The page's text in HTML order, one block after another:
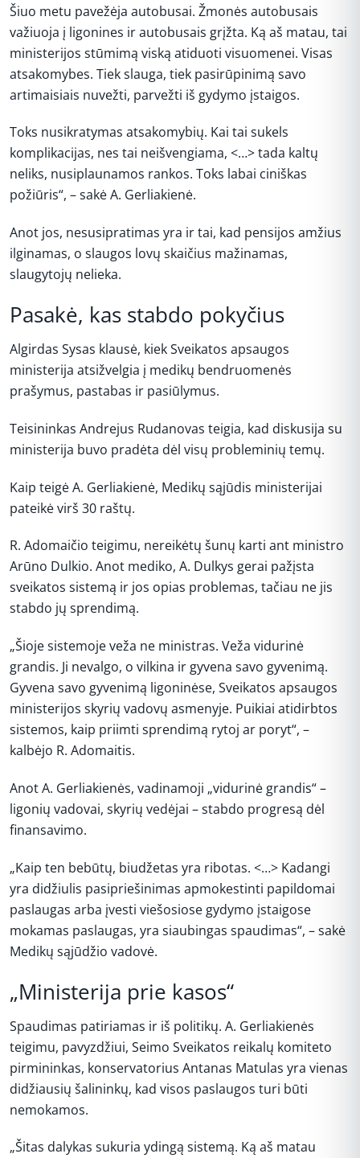
Šiuo metu pavežėja autobusai. Žmonės autobusais
važiuoja į ligonines ir autobusais grįžta. Ką aš matau, tai
ministerijos stūmimą viską atiduoti visuomenei. Visas
atsakomybes. Tiek slauga, tiek pasirūpinimą savo
artimaisiais nuvežti, parvežti iš gydymo įstaigos.
Toks nusikratymas atsakomybių. Kai tai sukels
komplikacijas, nes tai neišvengiama, <…> tada kaltų
neliks, nusiplaunamos rankos. Toks labai ciniškas
požiūris“, – sakė A. Gerliakienė.
Anot jos, nesusipratimas yra ir tai, kad pensijos amžius
ilginamas, o slaugos lovų skaičius mažinamas,
slaugytojų nelieka.
Pasakė, kas stabdo pokyčius
Algirdas Sysas klausė, kiek Sveikatos apsaugos
ministerija atsižvelgia į medikų bendruomenės
prašymus, pastabas ir pasiūlymus.
Teisininkas Andrejus Rudanovas teigia, kad diskusija su
ministerija buvo pradėta dėl visų probleminių temų.
Kaip teigė A. Gerliakienė, Medikų sąjūdis ministerijai
pateikė virš 30 raštų.
R. Adomaičio teigimu, nereikėtų šunų karti ant ministro
Arūno Dulkio. Anot mediko, A. Dulkys gerai pažįsta
sveikatos sistemą ir jos opias problemas, tačiau ne jis
stabdo jų sprendimą.
„Šioje sistemoje veža ne ministras. Veža vidurinė
grandis. Ji nevalgo, o vilkina ir gyvena savo gyvenimą.
Gyvena savo gyvenimą ligoninėse, Sveikatos apsaugos
ministerijos skyrių vadovų asmenyje. Puikiai atidirbtos
sistemos, kaip priimti sprendimą rytoj ar poryt“, –
kalbėjo R. Adomaitis.
Anot A. Gerliakienės, vadinamoji „vidurinė grandis“ –
ligonių vadovai, skyrių vedėjai – stabdo progresą dėl
finansavimo.
„Kaip ten bebūtų, biudžetas yra ribotas. <…> Kadangi
yra didžiulis pasipriešinimas apmokestinti papildomai
paslaugas arba įvesti viešosiose gydymo įstaigose
mokamas paslaugas, yra siaubingas spaudimas“, – sakė
Medikų sąjūdžio vadovė.
„Ministerija prie kasos“
Spaudimas patiriamas ir iš politikų. A. Gerliakienės
teigimu, pavyzdžiui, Seimo Sveikatos reikalų komiteto
pirmininkas, konservatorius Antanas Matulas yra vienas
didžiausių šalininkų, kad visos paslaugos turi būti
nemokamos.
„Šitas dalykas sukuria ydingą sistemą. Ką aš matau